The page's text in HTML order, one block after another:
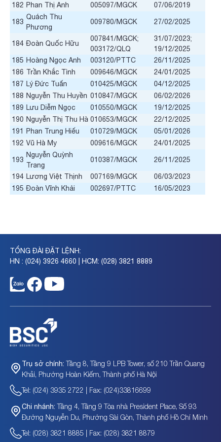
182 Phan Thị Anh 005097/MGCK 07/06/2019
183
Quách Thu
Phương
009780/MGCK 27/02/2025
184 Đoàn Quốc Hữu
007841/MGCK;
003172/QLQ
31/07/2023;
19/12/2025
185 Hoàng Ngọc Anh 003120/PTTC
26/11/2025
186 Trần Khắc Tình 009646/MGCK
24/01/2025
187 Lý Đức Tuấn 010425/MGCK
04/12/2025
188 Nguyễn Thu Huyền 010847/MGCK
06/02/2026
189 Lưu Diễm Ngọc 010550/MGCK
19/12/2025
190 Nguyễn Thị Thu Hà 010653/MGCK
22/12/2025
191 Phan Trung Hiếu 010729/MGCK
05/01/2026
192 Vũ Hà My 009616/MGCK 24/01/2025
193
Nguyễn Quỳnh
Trang
010387/MGCK 26/11/2025
194 Lương Việt Thịnh 007169/MGCK
06/03/2023
195 Đoàn Vĩnh Khải 002697/PTTC 16/05/2023
TỔNG ĐÀI ĐẶT LỆNH:
HN : (024) 3926 4660 | HCM: (028) 3821 8889
Trụ sở chính: Tầng 8, Tầng 9 LPB Tower, số 210 Trần Quang
Khải, Phường Hoàn Kiếm, Thành phố Hà Nội
Tel: (024) 3935 2722 | Fax: (024)33816699
Chi nhánh: Tầng 4, Tầng 9 Tòa nhà President Place, Số 93
Đường Nguyễn Du, Phường Sài Gòn, Thành phố Hồ Chí Minh
Tel: (028) 3821 8885 | Fax: (028) 3821 8879